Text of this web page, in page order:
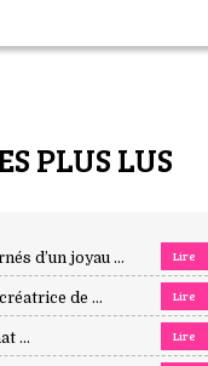
PLUS LUS
d’un joyau ... Lire
de ... Lire
... Lire